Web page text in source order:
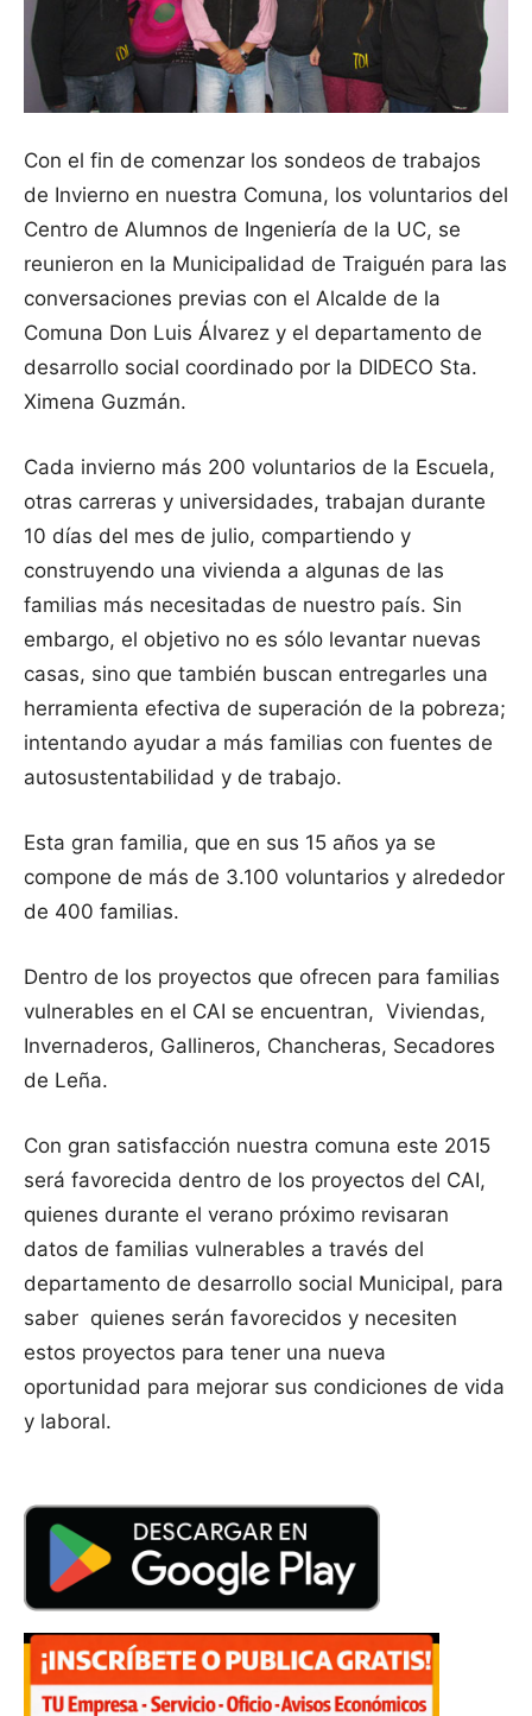
Con el fin de comenzar los sondeos de trabajos
de Invierno en nuestra Comuna, los voluntarios del
Centro de Alumnos de Ingeniería de la UC, se
reunieron en la Municipalidad de Traiguén para las
conversaciones previas con el Alcalde de la
Comuna Don Luis Álvarez y el departamento de
desarrollo social coordinado por la DIDECO Sta.
Ximena Guzmán.
Cada invierno más 200 voluntarios de la Escuela,
otras carreras y universidades, trabajan durante
10 días del mes de julio, compartiendo y
construyendo una vivienda a algunas de las
familias más necesitadas de nuestro país. Sin
embargo, el objetivo no es sólo levantar nuevas
casas, sino que también buscan entregarles una
herramienta efectiva de superación de la pobreza;
intentando ayudar a más familias con fuentes de
autosustentabilidad y de trabajo.
Esta gran familia, que en sus 15 años ya se
compone de más de 3.100 voluntarios y alrededor
de 400 familias.
Dentro de los proyectos que ofrecen para familias
vulnerables en el CAI se encuentran, Viviendas,
Invernaderos, Gallineros, Chancheras, Secadores
de Leña.
Con gran satisfacción nuestra comuna este 2015
será favorecida dentro de los proyectos del CAI,
quienes durante el verano próximo revisaran
datos de familias vulnerables a través del
departamento de desarrollo social Municipal, para
saber quienes serán favorecidos y necesiten
estos proyectos para tener una nueva
oportunidad para mejorar sus condiciones de vida
y laboral.